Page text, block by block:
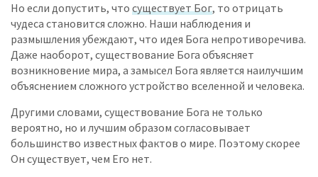
Но если допустить, что существует Бог, то отрицать
чудеса становится сложно. Наши наблюдения и
размышления убеждают, что идея Бога непротиворечива.
Даже наоборот, существование Бога объясняет
возникновение мира, а замысел Бога является наилучшим
объяснением сложного устройство вселенной и человека.
Другими словами, существование Бога не только
вероятно, но и лучшим образом согласовывает
большинство известных фактов о мире. Поэтому скорее
Он существует, чем Его нет.